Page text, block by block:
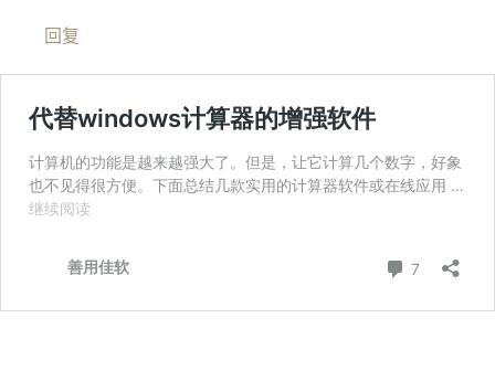
回复